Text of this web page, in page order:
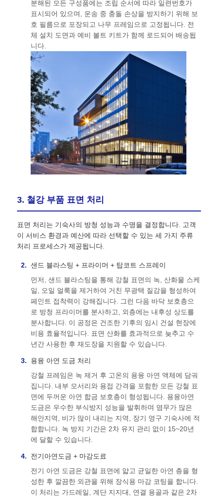
분해된 모든 구성품에는 조립 순서에 따라 일련번호가
표시되어 있으며, 운송 중 충돌 손상을 방지하기 위해 보
호 필름으로 포장되고 나무 프레임으로 고정됩니다. 전
체 설치 도면과 예비 볼트 키트가 함께 로드되어 배송됩
니다.
3. 철강 부품 표면 처리
표면 처리는 기숙사의 방청 성능과 수명을 결정합니다. 고객
이 서비스 환경과 예산에 따라 선택할 수 있는 세 가지 주류
처리 프로세스가 제공됩니다.
샌드 블라스팅 + 프라이머 + 탑코트 스프레이
먼저, 샌드 블라스팅을 통해 강철 표면의 녹, 산화물 스케
일, 오일 얼룩을 제거하여 거친 무광택 질감을 형성하여
페인트 접착력이 강해집니다. 그런 다음 바닥 보호층으
로 방청 프라이머를 분사하고, 외층에는 내후성 상도를
분사합니다. 이 공정은 건조한 기후의 임시 건설 현장에
비용 효율적입니다. 표면 산화를 효과적으로 늦추고 수
년간 사용한 후 재도장을 지원할 수 있습니다.
용융 아연 도금 처리
강철 프레임은 녹 제거 후 고온의 용융 아연 액체에 담궈
집니다. 내부 모서리와 용접 간격을 포함한 모든 강철 표
면에 두꺼운 아연 합금 보호층이 형성됩니다. 용융아연
도금은 우수한 부식방지 성능을 발휘하며 염무가 많은
해안지역, 비가 많이 내리는 지역, 장기 영구 기숙사에 적
합합니다. 녹 방지 기간은 2차 유지 관리 없이 15~20년
에 달할 수 있습니다.
전기아연도금 + 마감도료
전기 아연 도금은 강철 표면에 얇고 균일한 아연 층을 형
성한 후 깔끔한 외관을 위해 장식용 마감 코팅을 합니다.
이 처리는 가드레일, 계단 지지대, 연결 용골과 같은 2차